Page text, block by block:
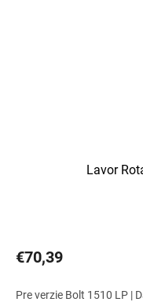
Lavor
€70,39
Pre verzie Bolt 1510 LP |